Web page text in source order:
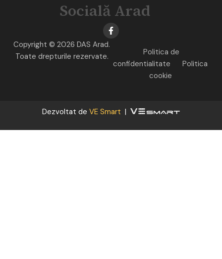
Socială Arad
Copyright © 2026 DAS Arad.
Toate drepturile rezervate.
Politica de
confidentialitate
Politica
cookie
Dezvoltat de VE Smart |